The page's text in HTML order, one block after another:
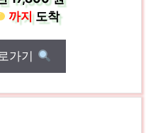
까지도착
가기